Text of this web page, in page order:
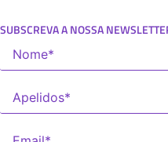
SUBSCREVA A NOSSA